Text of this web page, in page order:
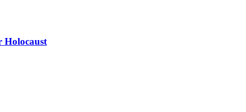
Holocaust